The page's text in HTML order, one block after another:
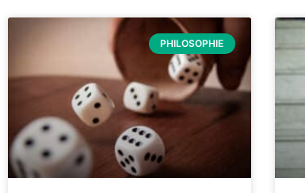
PHILOSOPHIE